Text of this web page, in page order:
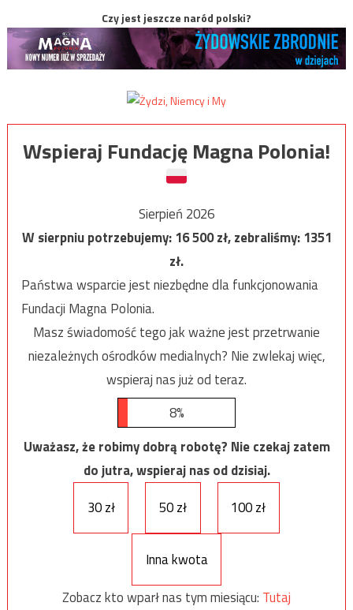
Czy jest jeszcze naród polski?
Wspieraj Fundację Magna Polonia!
Sierpień 2026
W sierpniu potrzebujemy:16 500zł, zebraliśmy:1351
zł.
Państwa wsparcie jest niezbędne dla funkcjonowania
Fundacji Magna Polonia.
Masz świadomość tego jak ważne jest przetrwanie
niezależnych ośrodków medialnych? Nie zwlekaj więc,
wspieraj nas już od teraz.
8%
Uważasz, że robimy dobrą robotę? Nie czekaj zatem
do jutra, wspieraj nas od dzisiaj.
30 zł
50 zł 100 zł
Inna kwota
Zobacz kto wparł nas tym miesiącu: Tutaj